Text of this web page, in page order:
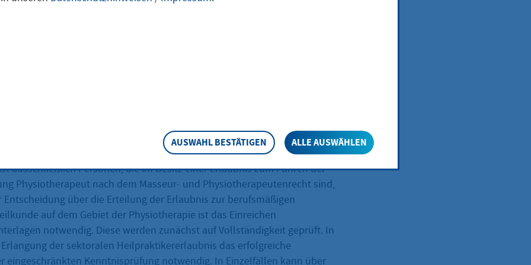
beantragen.
Erlaubnis zur Ausübung der Heilkunde, eingeschränkt auf den Bereich der
ausschließlich Personen, die im Besitz einer Erlaubnis zum Führen der
Physiotherapeut nach dem Masseur- und Physiotherapeutenrecht sind,
über die Erteilung der Erlaubnis zur berufsmäßigen
auf dem Gebiet der Physiotherapie ist das Einreichen
notwendig. Diese werden zunächst auf Vollständigkeit geprüft. In
der sektoralen Heilpraktikererlaubnis das erfolgreiche
eingeschränkten Kenntnisprüfung notwendig. In Einzelfällen kann über
AUSWAHL BESTÄTIGEN ALLE AUSWÄHLEN